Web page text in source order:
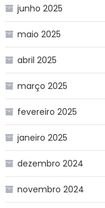
junho 2025
maio 2025
abril 2025
março 2025
fevereiro 2025
janeiro 2025
dezembro 2024
novembro 2024